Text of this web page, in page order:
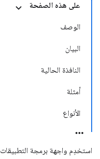
على هذه الصفحة
الوصف
البيان
النافذة الحالية
أمثلة
الأنواع
استخدِم واجهة برمجة التطبيقات